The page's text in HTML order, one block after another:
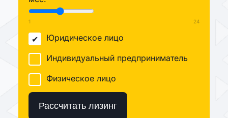
1 24
Юридическое лицо
Индивидуальный предприниматель
Физическое лицо
Рассчитать лизинг